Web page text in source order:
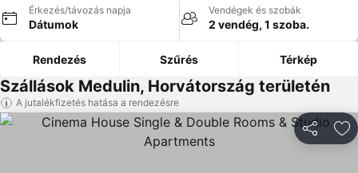
Érkezés/távozás napja
Dátumok
Vendégek és szobák
2 vendég, 1 szoba.
Rendezés Szűrés Térkép
Szállások Medulin, Horvátország területén
A jutalékfizetés hatása a rendezésre